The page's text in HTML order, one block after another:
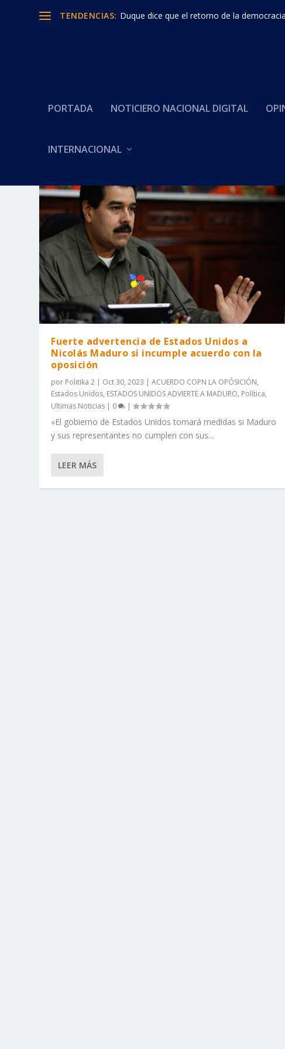
TENDENCIAS: Duque dice que el retorno de la
PORTADA NOTICIERO NACIONAL DIGITAL
INTERNACIONAL
Categoría: ESTADOS UNIDOS
Fuerte advertencia de Estados Unidos a
Nicolás Maduro si incumple acuerdo con la
oposición
por Politika 2 | Oct 30, 2023 |ACUERDO COPN LA OPÓSICIÓN,
Estados Unidos, ESTADOS UNIDOS ADVIERTE A MADURO, Política,
Ultimas Noticias | 0 |
«El gobierno de Estados Unidos tomará medidas si Maduro
y sus representantes no cumplen con sus...
LEER MÁS